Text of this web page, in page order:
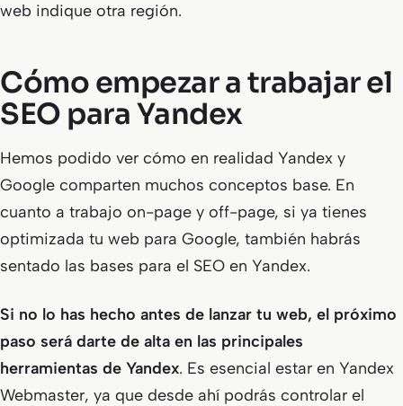
web indique otra región.
Cómo empezar a trabajar el
SEO para Yandex
Hemos podido ver cómo en realidad Yandex y
Google comparten muchos conceptos base. En
cuanto a trabajo on-page y off-page, si ya tienes
optimizada tu web para Google, también habrás
sentado las bases para el SEO en Yandex.
Si no lo has hecho antes de lanzar tu web, el próximo
paso será darte de alta en las principales
herramientas de Yandex. Es esencial estar en Yandex
Webmaster, ya que desde ahí podrás controlar el